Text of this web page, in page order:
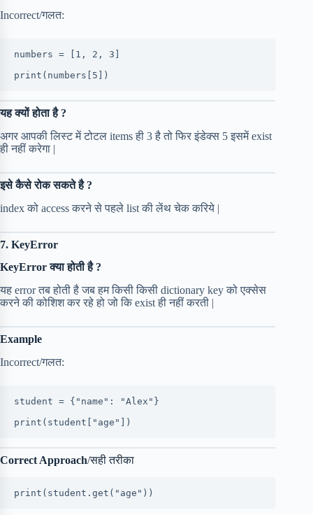
Incorrect/गलत:
numbers = [1, 2, 3]
print(numbers[5])
यह क्यों होता है ?
अगर आपकी लिस्ट में टोटल items ही 3 है तो फिर इंडेक्स 5 इसमें exist
ही नहीं करेगा |
इसे कैसे रोक सकते है ?
index को access करने से पहले list की लेंथ चेक करिये |
7. KeyError
KeyError क्या होती है ?
यह error तब होती है जब हम किसी किसी dictionary key को एक्सेस
करने की कोशिश कर रहे हो जो कि exist ही नहीं करती |
Example
Incorrect/गलत:
student = {"name": "Alex"}
print(student["age"])
Correct Approach/सही तरीका
print(student.get("age"))